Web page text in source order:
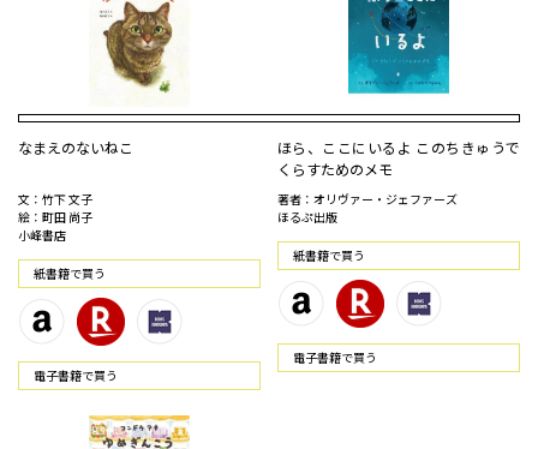
なまえのないねこ
文：竹下 文子
絵：町田 尚子
小峰書店
紙書籍で買う
電⼦書籍で買う
ほら、ここにいるよ このちきゅうで
くらすためのメモ
著者：オリヴァー・ジェファーズ
ほるぷ出版
紙書籍で買う
電⼦書籍で買う